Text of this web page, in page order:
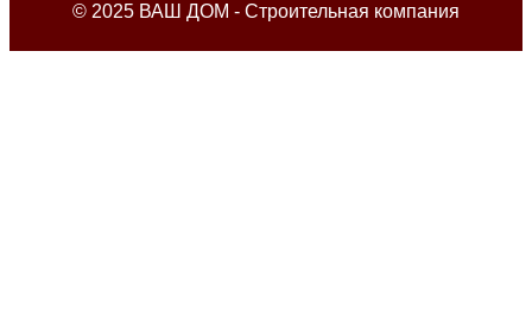
© 2025 ВАШ ДОМ - Строительная компания